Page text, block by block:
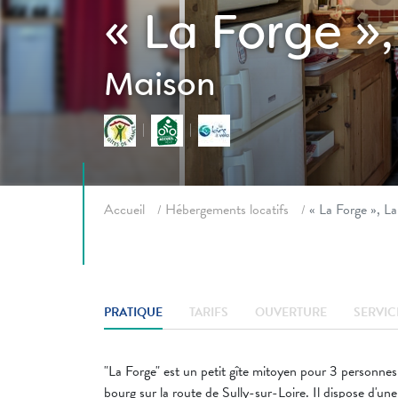
« La Forge
Maison
Accueil Hébergements locatifs « La Forge »,
PRATIQUE TARIFS OUVERTURE
"La Forge" est un petit gîte mitoyen pour 3
bourg sur la route de Sully-sur-Loire. Il dispose